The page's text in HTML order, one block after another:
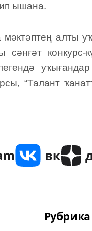
ышана.
мәктәптең алты
сәнғәт
“Талант